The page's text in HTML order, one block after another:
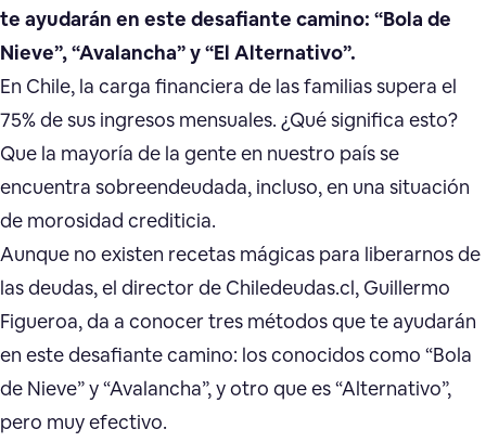
te ayudarán en este desafiante camino: “Bola de
Nieve”, “Avalancha” y “El Alternativo”.
En Chile, la carga financiera de las familias supera el
75% de sus ingresos mensuales. ¿Qué significa esto?
Que la mayoría de la gente en nuestro país se
encuentra sobreendeudada, incluso, en una situación
de morosidad crediticia.
Aunque no existen recetas mágicas para liberarnos de
las deudas, el director de Chiledeudas.cl, Guillermo
Figueroa, da a conocer tres métodos que te ayudarán
en este desafiante camino: los conocidos como “Bola
de Nieve” y “Avalancha”, y otro que es “Alternativo”,
pero muy efectivo.